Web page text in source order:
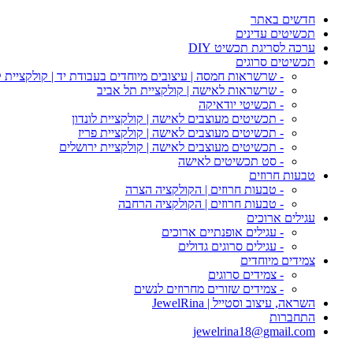
חדשים באתר
תכשיטים עדינים
ערכה לסריגת תכשיט DIY
תכשיטים סרוגים
- שרשראות חמסה | עיצובים מיוחדים בעבודת יד | קולקציית
- שרשראות לאישה | קולקציית תל אביב
- תכשיטי יודאיקה
- תכשיטים מעוצבים לאישה | קולקציית לונדון
- תכשיטים מעוצבים לאישה | קולקציית פריז
- תכשיטים מעוצבים לאישה | קולקציית ירושלים
- סט תכשיטים לאישה
טבעות חרוזים
- טבעות חרוזים | הקולקציה הצרה
- טבעות חרוזים | הקולקציה הרחבה
עגילים ארוכים
- עגילים אופנתיים ארוכים
- עגילים סרוגים גדולים
צמידים מיוחדים
- צמידים סרוגים
- צמידים שזורים מחרוזים לנשים
השראה, עיצוב וסטייל | JewelRina
התחברות
jewelrina18@gmail.com